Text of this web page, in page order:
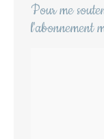
Pour me
l'abonnement